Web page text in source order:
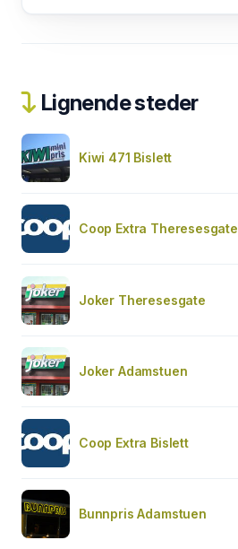
Lignende steder
Kiwi 471 Bislett
Coop Extra Theresesgate
Joker Theresesgate
Joker Adamstuen
Coop Extra Bislett
Bunnpris Adamstuen